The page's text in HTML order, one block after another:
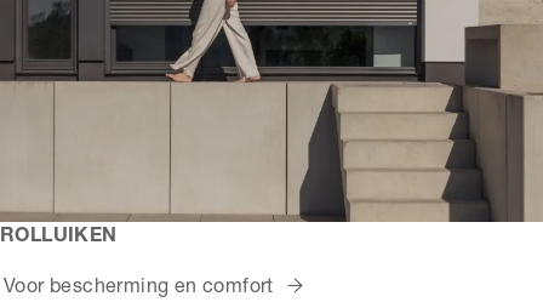
ROLLUIKEN
Voor bescherming en comfort